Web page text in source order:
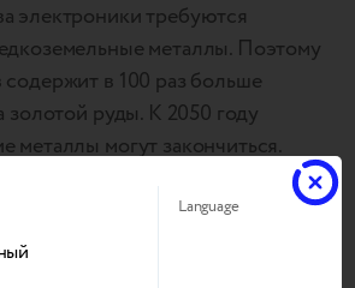
электроники требуются
металлы. Поэтому
в 100 раз больше
золотой руды. К 2050 году
металлы могут закончиться.
Language